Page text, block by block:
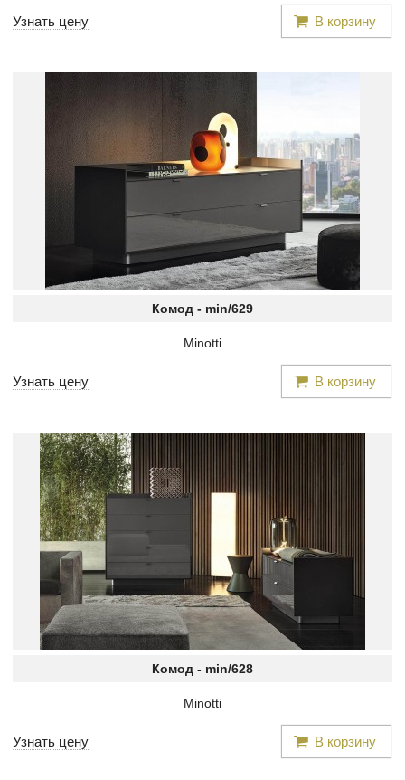
Узнать цену В корзину
Комод - min/629
Minotti
Узнать цену В корзину
Комод - min/628
Minotti
Узнать цену В корзину